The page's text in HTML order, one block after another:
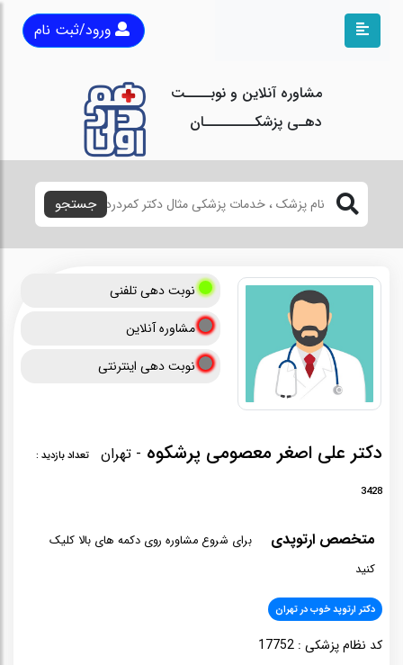
ورود/ثبت نام
مشاوره آنلاین و نوبــــت
دهـی پزشکــــــــان
جستجو
نوبت دهی تلفنی
مشاوره آنلاین
نوبت دهی اینترنتی
دکتر علی اصغر معصومی پرشکوه - تهران تعداد بازدید :
3428
متخصص ارتوپدی
برای شروع مشاوره روی دکمه های بالا کلیک
کنید
دکتر ارتوپد خوب در تهران
کد نظام پزشکی : 17752